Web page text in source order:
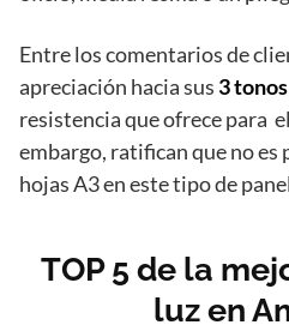
Entre los comentarios de
apreciación hacia sus 3
resistencia que ofrece para
embargo, ratifican que no es
hojas A3 en este tipo de
TOP 5 de la
luz en